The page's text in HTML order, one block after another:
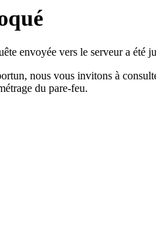
envoyée vers le serveur a été
nous vous invitons à
du pare-feu.